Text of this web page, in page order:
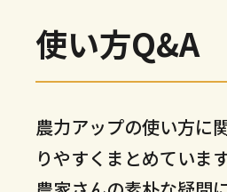
使い方Q&A
農力アップの使い方に
りやすくまとめています